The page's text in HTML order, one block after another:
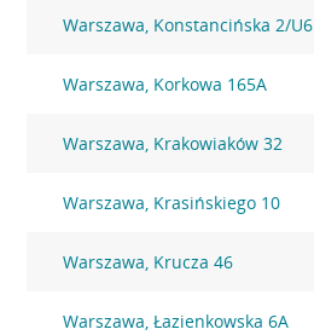
Warszawa, Konstancińska 2/U6
Warszawa, Korkowa 165A
Warszawa, Krakowiaków 32
Warszawa, Krasińskiego 10
Warszawa, Krucza 46
Warszawa, Łazienkowska 6A